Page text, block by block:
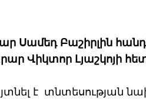
Բաշիրլին
Վիկտոր Լյաշկոյի
է տնտեսության